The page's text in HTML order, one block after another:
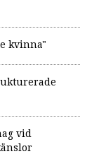
kvinna"
vid